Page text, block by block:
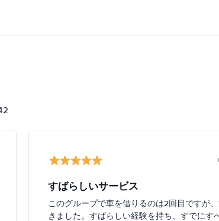
すばらしいサービス
このグループで車を借りるのは2回目ですが
きました。すばらしい経験を持ち、すでにす